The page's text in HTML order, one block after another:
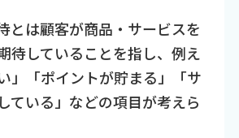
とは顧客が商品・サービスを
待していることを指し、例え
」「ポイントが貯まる」「サ
ている」などの項目が考えら